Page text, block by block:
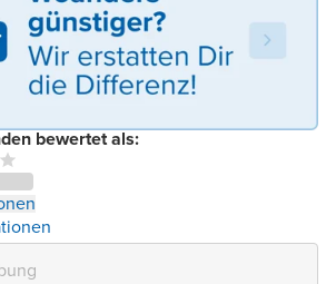
bewertet als: